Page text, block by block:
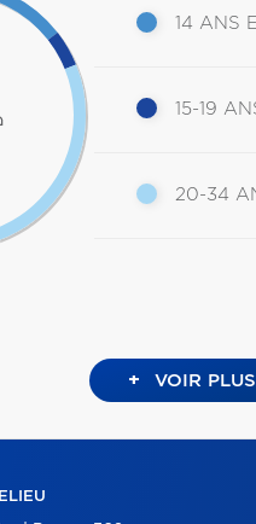
14 ANS
15-19
20-34
+ VOIR